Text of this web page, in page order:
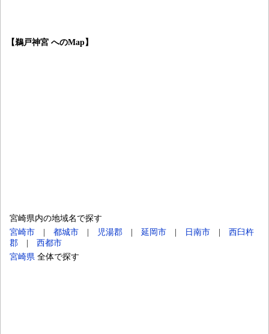
【鵜戸神宮 へのMap】
宮崎県内の地域名で探す
宮崎市 | 都城市 | 児湯郡 | 延岡市 | 日南市 | 西臼杵
郡 | 西都市
宮崎県 全体で探す